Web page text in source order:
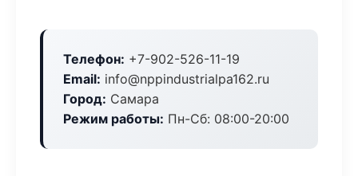
Телефон: +7-902-526-11-19
Email: info@nppindustrialpa162.ru
Город: Самара
Режим работы: Пн-Сб: 08:00-20:00